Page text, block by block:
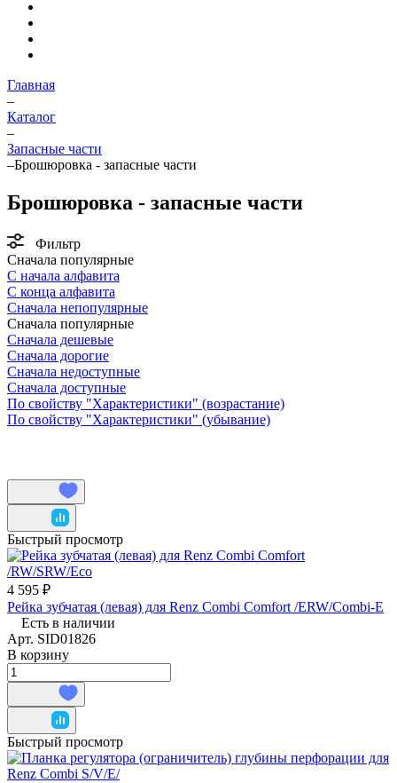
Главная
–
Каталог
–
Запасные части
–Брошюровка - запасные части
Брошюровка - запасные части
Фильтр
Сначала популярные
С начала алфавита
С конца алфавита
Сначала непопулярные
Сначала популярные
Сначала дешевые
Сначала дорогие
Сначала недоступные
Сначала доступные
По свойству "Характеристики" (возрастание)
По свойству "Характеристики" (убывание)
Быстрый просмотр
4 595 ₽
Рейка зубчатая (левая) для Renz Combi Comfort /ERW/Combi-E
Есть в наличии
Арт. SID01826
В корзину
Быстрый просмотр